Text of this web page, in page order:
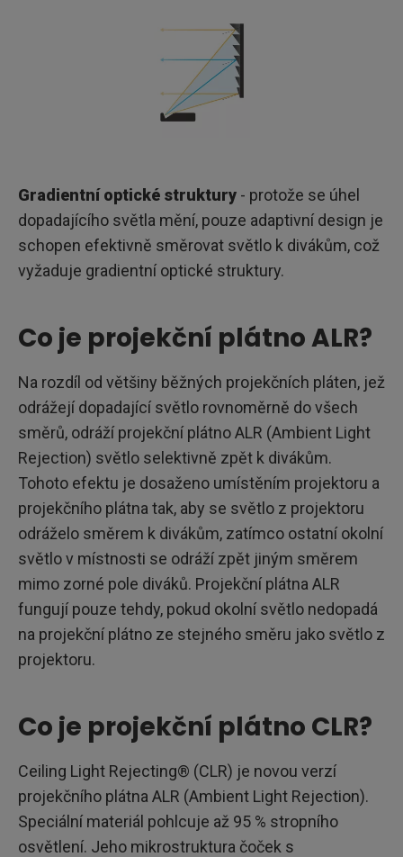
Gradientní optické struktury - protože se úhel
dopadajícího světla mění, pouze adaptivní design je
schopen efektivně směrovat světlo k divákům, což
vyžaduje gradientní optické struktury.
Co je projekční plátno ALR?
Na rozdíl od většiny běžných projekčních pláten, jež
odrážejí dopadající světlo rovnoměrně do všech
směrů, odráží projekční plátno ALR (Ambient Light
Rejection) světlo selektivně zpět k divákům.
Tohoto efektu je dosaženo umístěním projektoru a
projekčního plátna tak, aby se světlo z projektoru
odráželo směrem k divákům, zatímco ostatní okolní
světlo v místnosti se odráží zpět jiným směrem
mimo zorné pole diváků. Projekční plátna ALR
fungují pouze tehdy, pokud okolní světlo nedopadá
na projekční plátno ze stejného směru jako světlo z
projektoru.
Co je projekční plátno CLR?
Ceiling Light Rejecting® (CLR) je novou verzí
projekčního plátna ALR (Ambient Light Rejection).
Speciální materiál pohlcuje až 95 % stropního
osvětlení. Jeho mikrostruktura čoček s